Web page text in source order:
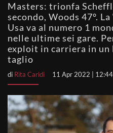
Masters: trionfa
secondo, Woods 47°.
Usa va al numero 1
nelle ultime sei gare.
exploit in carriera in
taglio
di Rita Caridi 11 Apr 2022 | 12:44